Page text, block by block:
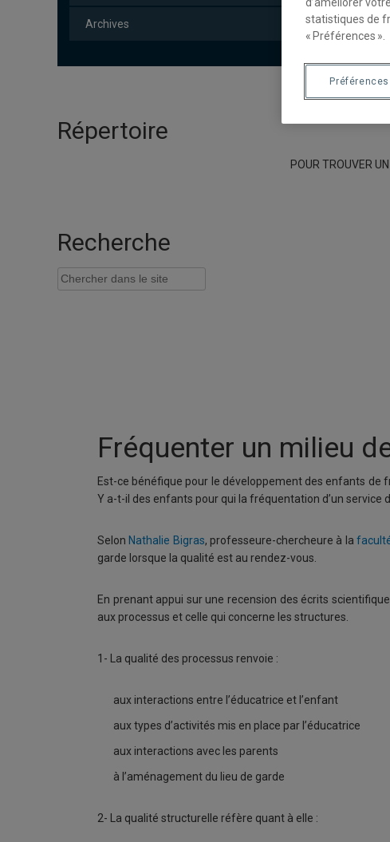
Archives
Répertoire
POUR TROUVER
Recherche
Fréquenter un milieu
Est-ce bénéfique pour le développement des enfants de
Y a-t-il des enfants pour qui la fréquentation d’un
Selon Nathalie Bigras, professeure-chercheure à la
garde lorsque la qualité est au rendez-vous.
En prenant appui sur une recension des écrits
aux processus et celle qui concerne les structures.
1- La qualité des processus renvoie :
aux interactions entre l’éducatrice et l’enfant
aux types d’activités mis en place par l’éducatrice
aux interactions avec les parents
à l’aménagement du lieu de garde
2- La qualité structurelle réfère quant à elle :
statistiques de
« Préférences ».
Préférences